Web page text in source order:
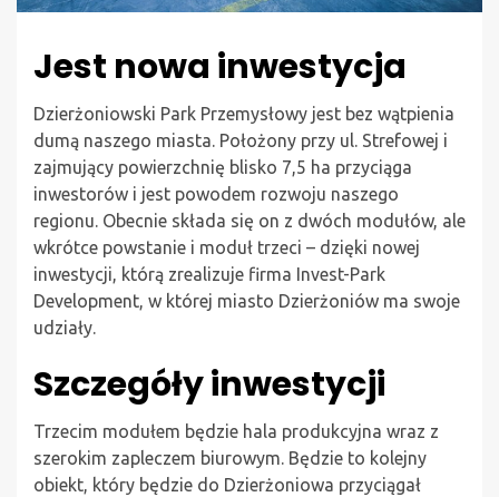
Jest nowa inwestycja
Dzierżoniowski Park Przemysłowy jest bez wątpienia
dumą naszego miasta. Położony przy ul. Strefowej i
zajmujący powierzchnię blisko 7,5 ha przyciąga
inwestorów i jest powodem rozwoju naszego
regionu. Obecnie składa się on z dwóch modułów, ale
wkrótce powstanie i moduł trzeci – dzięki nowej
inwestycji, którą zrealizuje firma Invest-Park
Development, w której miasto Dzierżoniów ma swoje
udziały.
Szczegóły inwestycji
Trzecim modułem będzie hala produkcyjna wraz z
szerokim zapleczem biurowym. Będzie to kolejny
obiekt, który będzie do Dzierżoniowa przyciągał